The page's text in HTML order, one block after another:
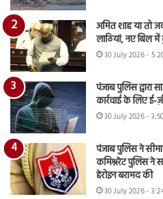
अमित शाह या तो
लाठियां, नए बिल
30 July 2026 -
पंजाब पुलिस द्वारा
कार्रवाई के लिए
30 July 2026 -
पंजाब पुलिस ने
कमिश्नरेट पुलिस ने
हेरोइन बरामद की
30 July 2026 -